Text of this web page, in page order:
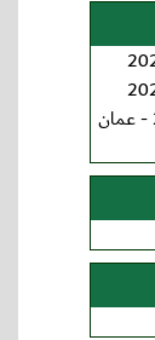
بطولة اتحاد غرب آسيا السادسة تحت23 - عمان